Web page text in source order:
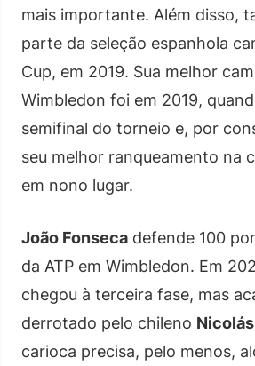
mais importante. Além disso,
parte da seleção espanhola
Cup, em 2019. Sua melhor
Wimbledon foi em 2019,
semifinal do torneio e, por
seu melhor ranqueamento na
em nono lugar.
João Fonseca defende 100
da ATP em Wimbledon. Em
chegou à terceira fase, mas
derrotado pelo chileno
carioca precisa, pelo menos,